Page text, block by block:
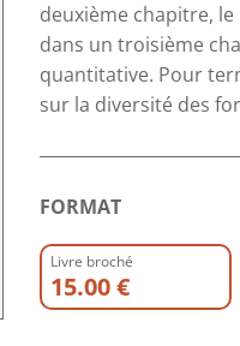
deuxième chapitre,
dans un troisième
quantitative. Pour
sur la diversité des
FORMAT
Livre broché
15.00 €